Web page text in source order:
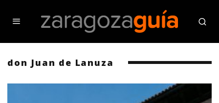
don Juan de Lanuza